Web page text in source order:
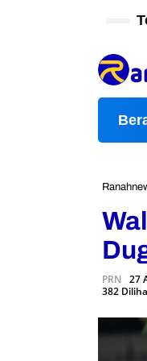
PRN 27
382